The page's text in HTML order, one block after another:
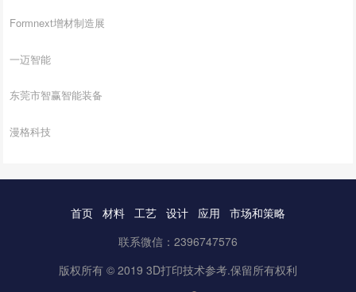
Formnext增材制造展
一迈智能
东莞市智赢智能装备
漫格科技
首页 材料 工艺 设计 应用
市场和策略
联系微信：2396747576
版权所有 © 2019 3D打印技术参考.保留所有权利